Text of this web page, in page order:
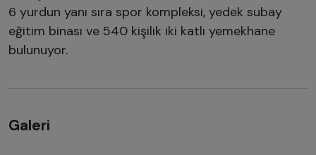
6 yurdun yanı sıra spor kompleksi, yedek subay
eğitim binası ve 540 kişilik iki katlı yemekhane
bulunuyor.
Galeri